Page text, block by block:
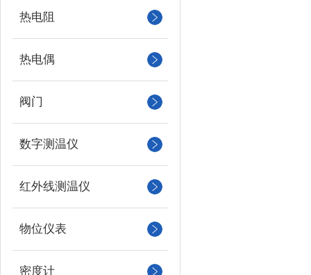
热电阻
热电偶
阀门
数字测温仪
红外线测温仪
物位仪表
密度计